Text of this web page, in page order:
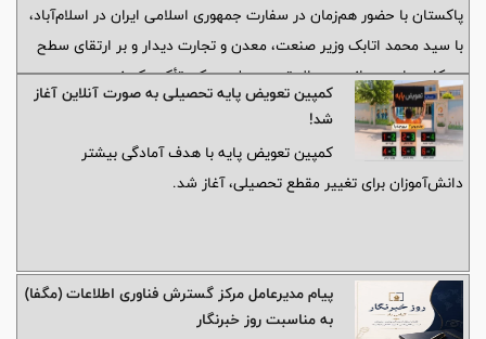
پاکستان با حضور هم‌زمان در سفارت جمهوری اسلامی ایران در اسلام‌آباد،
با سید محمد اتابک وزیر صنعت، معدن و تجارت دیدار و بر ارتقای سطح
همکاری‌های دوجانبه به عالی‌ترین سطح ممکن تأکید کردند.
کمپین تعویض پایه تحصیلی به صورت آنلاین آغاز
شد!
کمپین تعویض پایه با هدف آمادگی بیشتر
دانش‌آموزان برای تغییر مقطع تحصیلی، آغاز شد.
پیام مدیرعامل مرکز گسترش فناوری اطلاعات (مگفا)
به مناسبت روز خبرنگار